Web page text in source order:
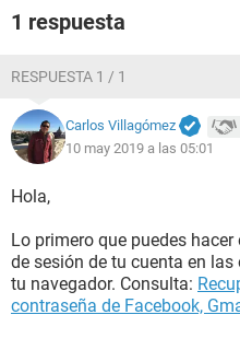
1 respuesta
RESPUESTA 1 / 1
Carlos Villagómez
10 may 2019 a las 05:01
Hola,
Lo primero que puedes
de sesión de tu cuenta en
tu navegador. Consulta:
contraseña de Facebook,